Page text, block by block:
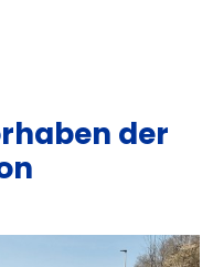
der